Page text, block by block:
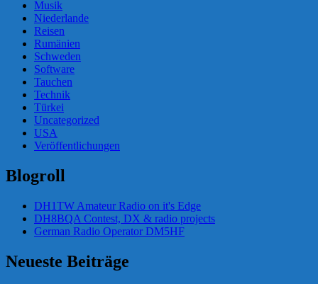
Musik
Niederlande
Reisen
Rumänien
Schweden
Software
Tauchen
Technik
Türkei
Uncategorized
USA
Veröffentlichungen
Blogroll
DH1TW Amateur Radio on it's Edge
DH8BQA Contest, DX & radio projects
German Radio Operator DM5HF
Neueste Beiträge